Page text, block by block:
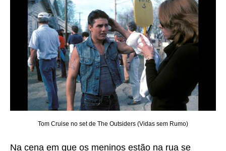
Tom Cruise no set de The Outsiders (Vidas sem Rumo)
Na cena em que os meninos estão na rua se